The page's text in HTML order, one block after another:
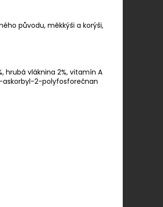
původu, měkkýši a korýši,
hrubá vláknina 2%, vitamín A
askorbyl-2-polyfosforečnan